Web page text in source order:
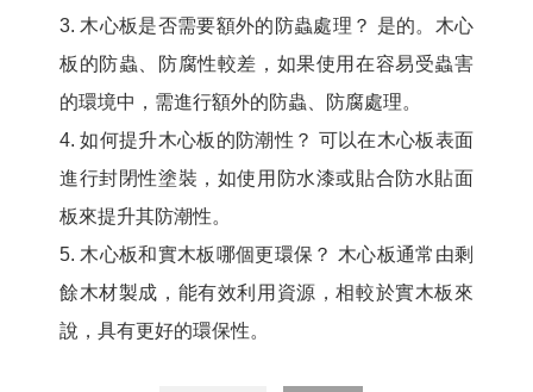
3. 木心板是否需要額外的防蟲處理？ 是的。木心
板的防蟲、防腐性較差，如果使用在容易受蟲害
的環境中，需進行額外的防蟲、防腐處理。
4. 如何提升木心板的防潮性？ 可以在木心板表面
進行封閉性塗裝，如使用防水漆或貼合防水貼面
板來提升其防潮性。
5. 木心板和實木板哪個更環保？ 木心板通常由剩
餘木材製成，能有效利用資源，相較於實木板來
說，具有更好的環保性。